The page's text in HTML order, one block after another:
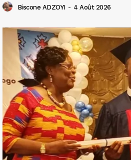
Biscone ADZOYI - 4 Août 2026